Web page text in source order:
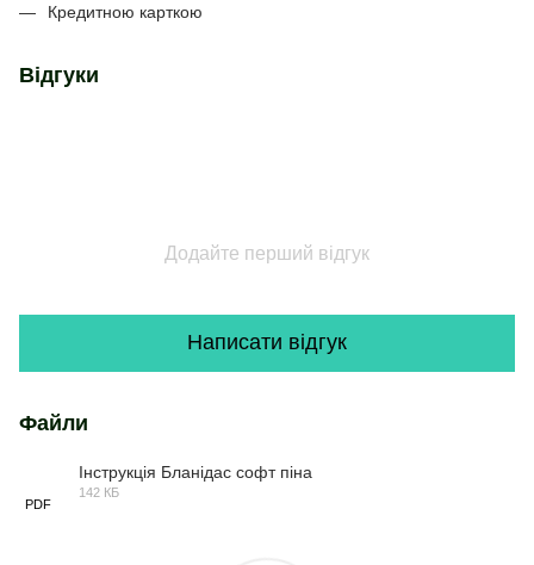
Кредитною карткою
Відгуки
Додайте перший відгук
Написати відгук
Файли
PDF
Інструкція Бланідас софт піна
142 КБ